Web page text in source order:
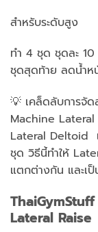
สำหรับระดับสูง
ทำ 4 ชุด ชุดละ
ชุดสุดท้าย ลดน้ำห
💡 เคล็ดลับการจัด
Machine
Lateral Deltoid
ชุด วิธีนี้ทำให้
แตกต่างกัน และเป็
Lateral Raise